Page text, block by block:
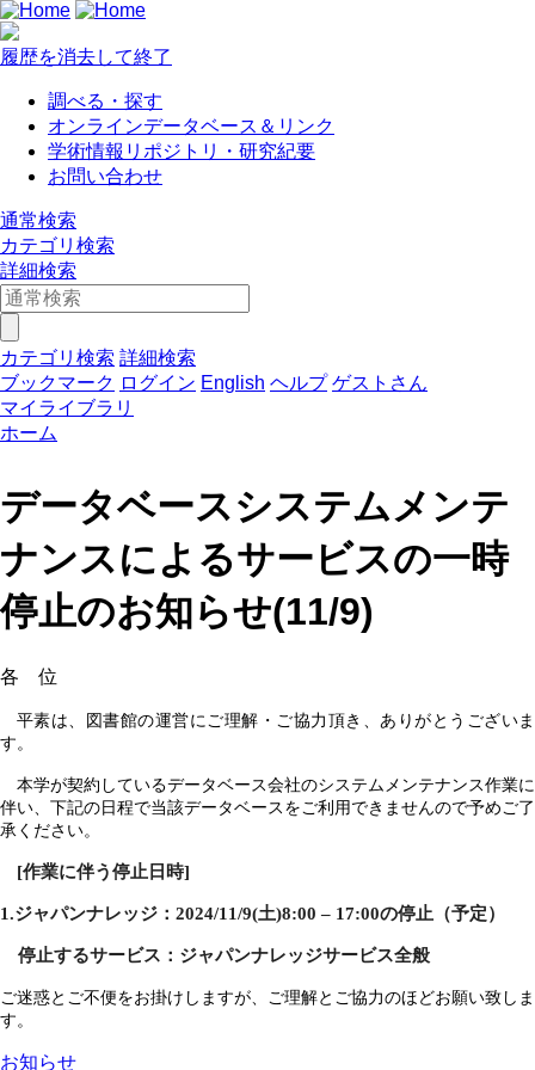
履歴を消去して終了
調べる・探す
オンラインデータベース＆リンク
学術情報リポジトリ・研究紀要
お問い合わせ
通常検索
カテゴリ検索
詳細検索
カテゴリ検索 詳細検索
ブックマーク ログイン English ヘルプ ゲストさん
マイライブラリ
ホーム
データベースシステムメンテ
ナンスによるサービスの一時
停止のお知らせ(11/9)
各 位
平素は、図書館の運営にご理解・ご協力頂き、ありがとうございま
す。
本学が契約しているデータベース会社のシステムメンテナンス作業に
伴い、下記の日程で当該データベースをご利用できませんので予めご了
承ください。
[作業に伴う停止日時]
1.ジャパンナレッジ：2024/11/9(土)8:00 – 17:00の停止（予定）
停止するサービス：ジャパンナレッジサービス全般
ご迷惑とご不便をお掛けしますが、ご理解とご協力のほどお願い致しま
す。
お知らせ